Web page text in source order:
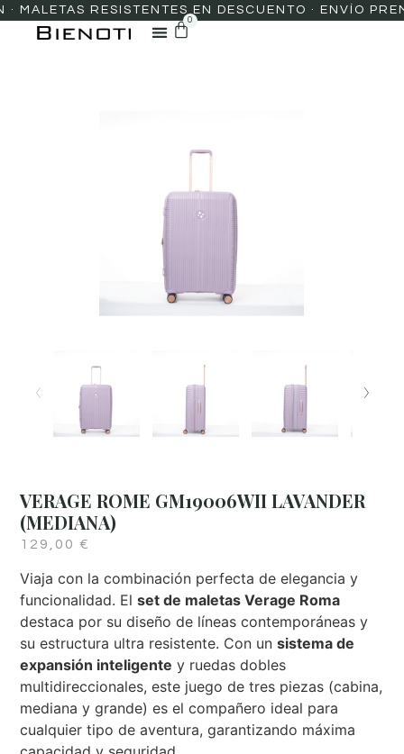
RESISTENTES EN DESCUENTO · ENVÍO
0
VERAGE ROME GM19006WII LAVANDER
(MEDIANA)
129,00 €
Viaja con la combinación perfecta de elegancia y
funcionalidad. Elset de maletas Verage Roma
destaca por su diseño de líneas contemporáneas y
su estructura ultra resistente. Con unsistema de
expansión inteligente y ruedas dobles
multidireccionales, este juego de tres piezas (cabina,
mediana y grande) es el compañero ideal para
cualquier tipo de aventura, garantizando máxima